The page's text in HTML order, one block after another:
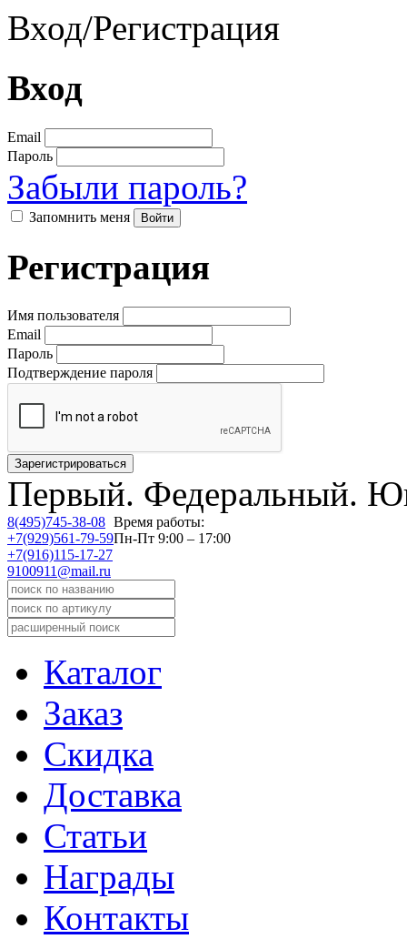
Вход/Регистрация
Вход
Email
Пароль
Забыли пароль?
Запомнить меня
Регистрация
Имя пользователя
Email
Пароль
Подтверждение пароля
Первый. Федеральный.
8(495)745-38-08
+7(929)561-79-59
+7(916)115-17-27
9100911@mail.ru
Время работы:
Пн-Пт 9:00 – 17:00
Каталог
Заказ
Скидка
Доставка
Статьи
Награды
Контакты